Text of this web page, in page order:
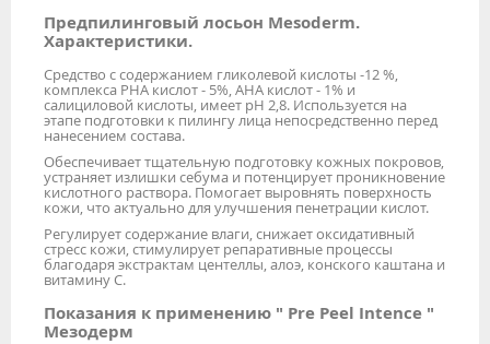
Предпилинговый лосьон Mesoderm.
Характеристики.
Средство с содержанием гликолевой кислоты -12 %,
комплекса PHA кислот - 5%, АНА кислот - 1% и
салициловой кислоты, имеет pH 2,8. Используется на
этапе подготовки к пилингу лица непосредственно перед
нанесением состава.
Обеспечивает тщательную подготовку кожных покровов,
устраняет излишки себума и потенцирует проникновение
кислотного раствора. Помогает выровнять поверхность
кожи, что актуально для улучшения пенетрации кислот.
Регулирует содержание влаги, снижает оксидативный
стресс кожи, стимулирует репаративные процессы
благодаря экстрактам центеллы, алоэ, конского каштана и
витамину С.
Показания к применению " Pre Peel Intence "
Мезодерм